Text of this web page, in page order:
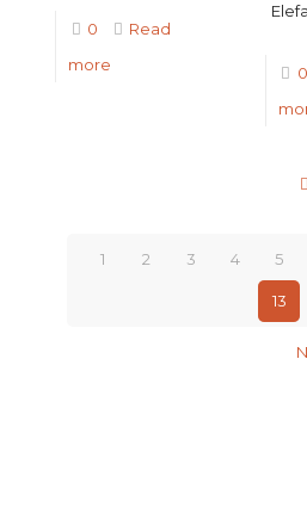
0
Read
more
0
1 2 3 4 5
13